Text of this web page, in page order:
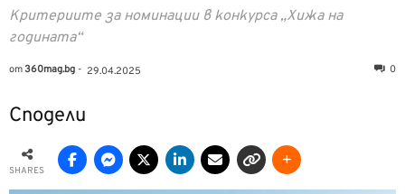
Критериите за номинации в конкурса „Хижа на
годината“
от360mag.bg - 29.04.2025 0
Сподели
SHARES